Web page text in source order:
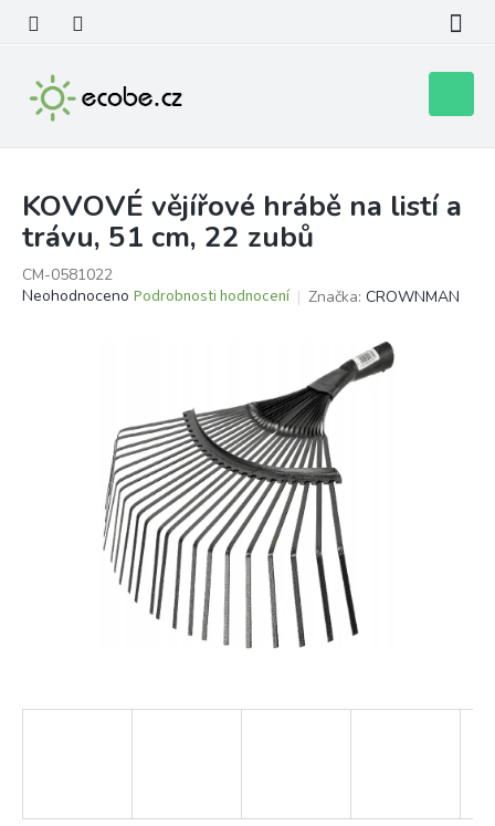
obsah
košík
KOVOVÉ vějířové hrábě na listí a
trávu, 51 cm, 22 zubů
CM-0581022
Průměrné
Neohodnoceno Podrobnosti hodnocení Značka: CROWNMAN